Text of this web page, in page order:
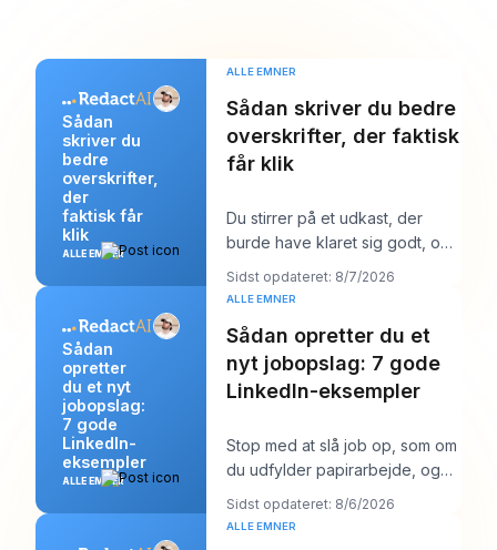
Sådan
skriver du
bedre
overskrifter,
der
faktisk får
klik
ALLE EMNER
ALLE EMNER
Sådan skriver du bedre
overskrifter, der faktisk
får klik
Du stirrer på et udkast, der
burde have klaret sig godt, og
overskriften er sandsynligvis
det første
Sidst opdateret: 8/7/2026
Sådan
opretter
du et nyt
jobopslag:
7 gode
LinkedIn-
eksempler
ALLE EMNER
ALLE EMNER
Sådan opretter du et
nyt jobopslag: 7 gode
LinkedIn-eksempler
Stop med at slå job op, som om
du udfylder papirarbejde, og
begynd at skrive dem, som om
du prøver a
Sidst opdateret: 8/6/2026
ALLE EMNER